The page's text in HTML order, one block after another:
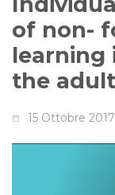
of non-
learning
the
15 Ottobre 2017